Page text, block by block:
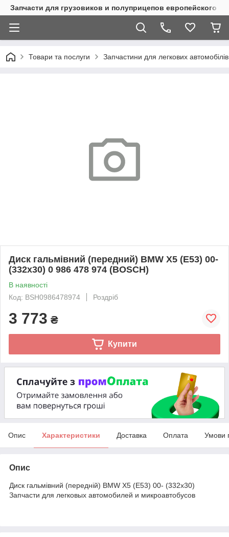
Запчасти для грузовиков и полуприцепов европейского
Товари та послуги Запчастини для легкових автомобілів
Диск гальмівний (передний) BMW X5 (E53) 00-
(332x30) 0 986 478 974 (BOSCH)
В наявності
Код: BSH0986478974
Роздріб
3 773 ₴
Купити
Опис Характеристики Доставка Оплата Умови
Опис
Диск гальмівний (передній) BMW X5 (E53) 00- (332x30)
Запчасти для легковых автомобилей и микроавтобусов